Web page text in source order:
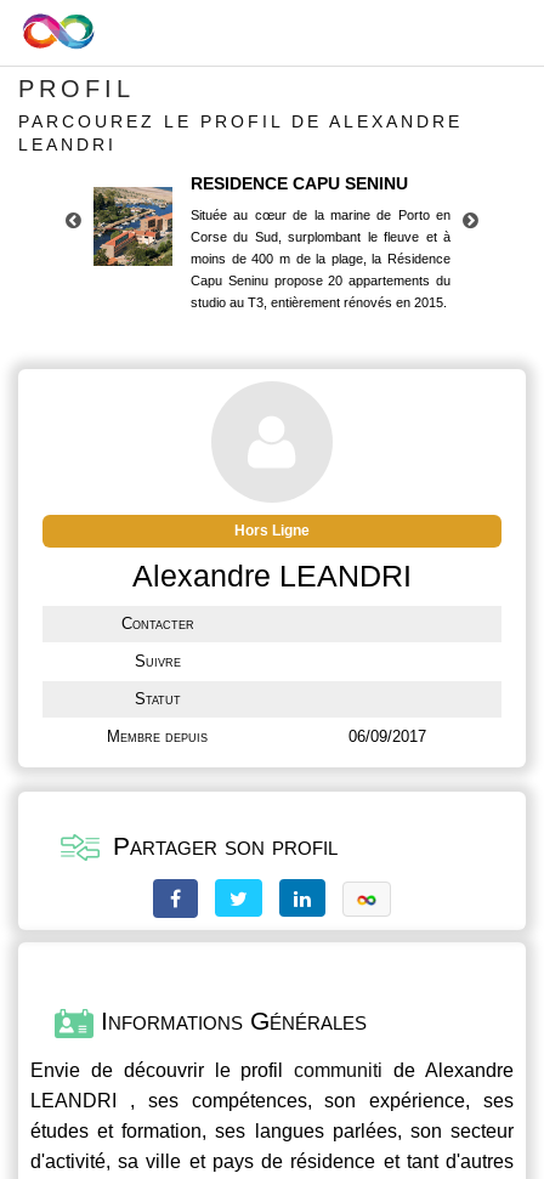
PROFIL
PARCOUREZ LE PROFIL DE ALEXANDRE
LEANDRI
RESIDENCE CAPU SENINU
Située au cœur de la marine de Porto en
Corse du Sud, surplombant le fleuve et à
moins de 400 m de la plage, la Résidence
Capu Seninu propose 20 appartements du
studio au T3, entièrement rénovés en 2015.
Corse du Sud, surplombant le fleuve et à
moins de 400 m de la plage, la Résidence
Capu Seninu propose 20 appartements du
studio au T3, entièrement rénovés en 2015.
Hors Ligne
Alexandre LEANDRI
Contacter
Suivre
Statut
Membre depuis 06/09/2017
Partager son profil
Informations Générales
Envie de découvrir le profilcommuniti de Alexandre
LEANDRI , ses compétences, son expérience, ses
études et formation, ses langues parlées, son secteur
d'activité, sa ville et pays de résidence et tant d'autres